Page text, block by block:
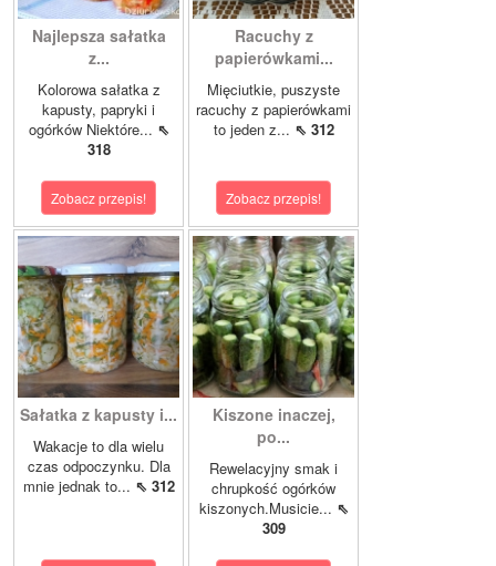
Najlepsza sałatka
z...
Kolorowa sałatka z
kapusty, papryki i
ogórków Niektóre... ⇖
318
Zobacz przepis!
Racuchy z
papierówkami...
Mięciutkie, puszyste
racuchy z papierówkami
to jeden z... ⇖ 312
Zobacz przepis!
Sałatka z kapusty i...
Wakacje to dla wielu
czas odpoczynku. Dla
mnie jednak to... ⇖ 312
Kiszone inaczej,
po...
Rewelacyjny smak i
chrupkość ogórków
kiszonych.Musicie... ⇖
309